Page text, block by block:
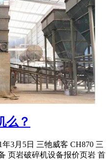
么？
3月5日 三牠威客 CH870 三
页岩破碎机设备报价页岩 首